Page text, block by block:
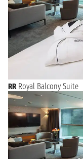
RR Royal Balcony Suite